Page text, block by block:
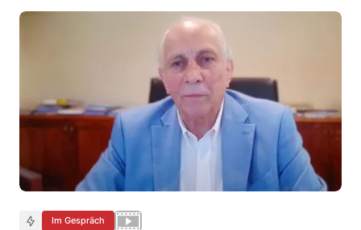
Im Gespräch